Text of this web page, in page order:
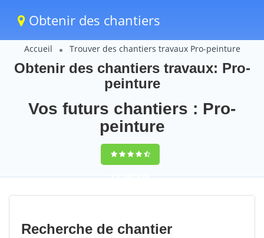
Obtenir des chantiers
Accueil Trouver des chantiers travaux Pro-peinture
Obtenir des chantiers travaux: Pro-
peinture
Vos futurs chantiers : Pro-
peinture
9,5(100%)86
votes
Recherche de chantier